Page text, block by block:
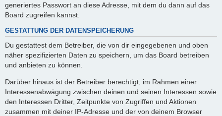
generiertes Passwort an diese Adresse, mit dem du dann auf das
Board zugreifen kannst.
GESTATTUNG DER DATENSPEICHERUNG
Du gestattest dem Betreiber, die von dir eingegebenen und oben
näher spezifizierten Daten zu speichern, um das Board betreiben
und anbieten zu können.
Darüber hinaus ist der Betreiber berechtigt, im Rahmen einer
Interessenabwägung zwischen deinen und seinen Interessen sowie
den Interessen Dritter, Zeitpunkte von Zugriffen und Aktionen
zusammen mit deiner IP-Adresse und der von deinem Browser